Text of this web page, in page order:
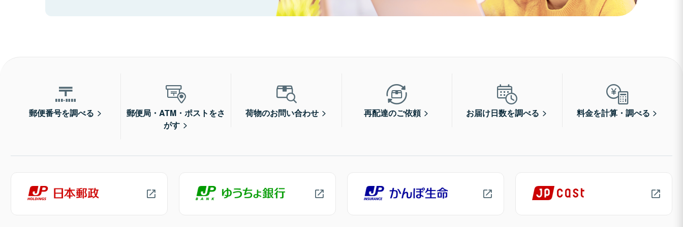
郵便番号を調べる
郵便局・ATM・ポストをさ
がす
荷物のお問い合わせ 再配達のご依頼 お届け日数を調べる 料金を計算・調べる